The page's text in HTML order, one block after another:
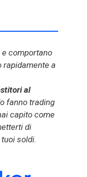
comportano
rapidamente a
al
fanno trading
capito come
di
soldi.